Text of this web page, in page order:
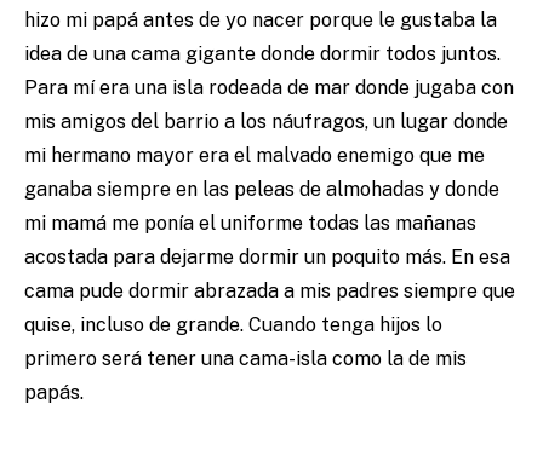
hizo mi papá antes de yo nacer porque le gustaba la
idea de una cama gigante donde dormir todos juntos.
Para mí era una isla rodeada de mar donde jugaba con
mis amigos del barrio a los náufragos, un lugar donde
mi hermano mayor era el malvado enemigo que me
ganaba siempre en las peleas de almohadas y donde
mi mamá me ponía el uniforme todas las mañanas
acostada para dejarme dormir un poquito más. En esa
cama pude dormir abrazada a mis padres siempre que
quise, incluso de grande. Cuando tenga hijos lo
primero será tener una cama-isla como la de mis
papás.